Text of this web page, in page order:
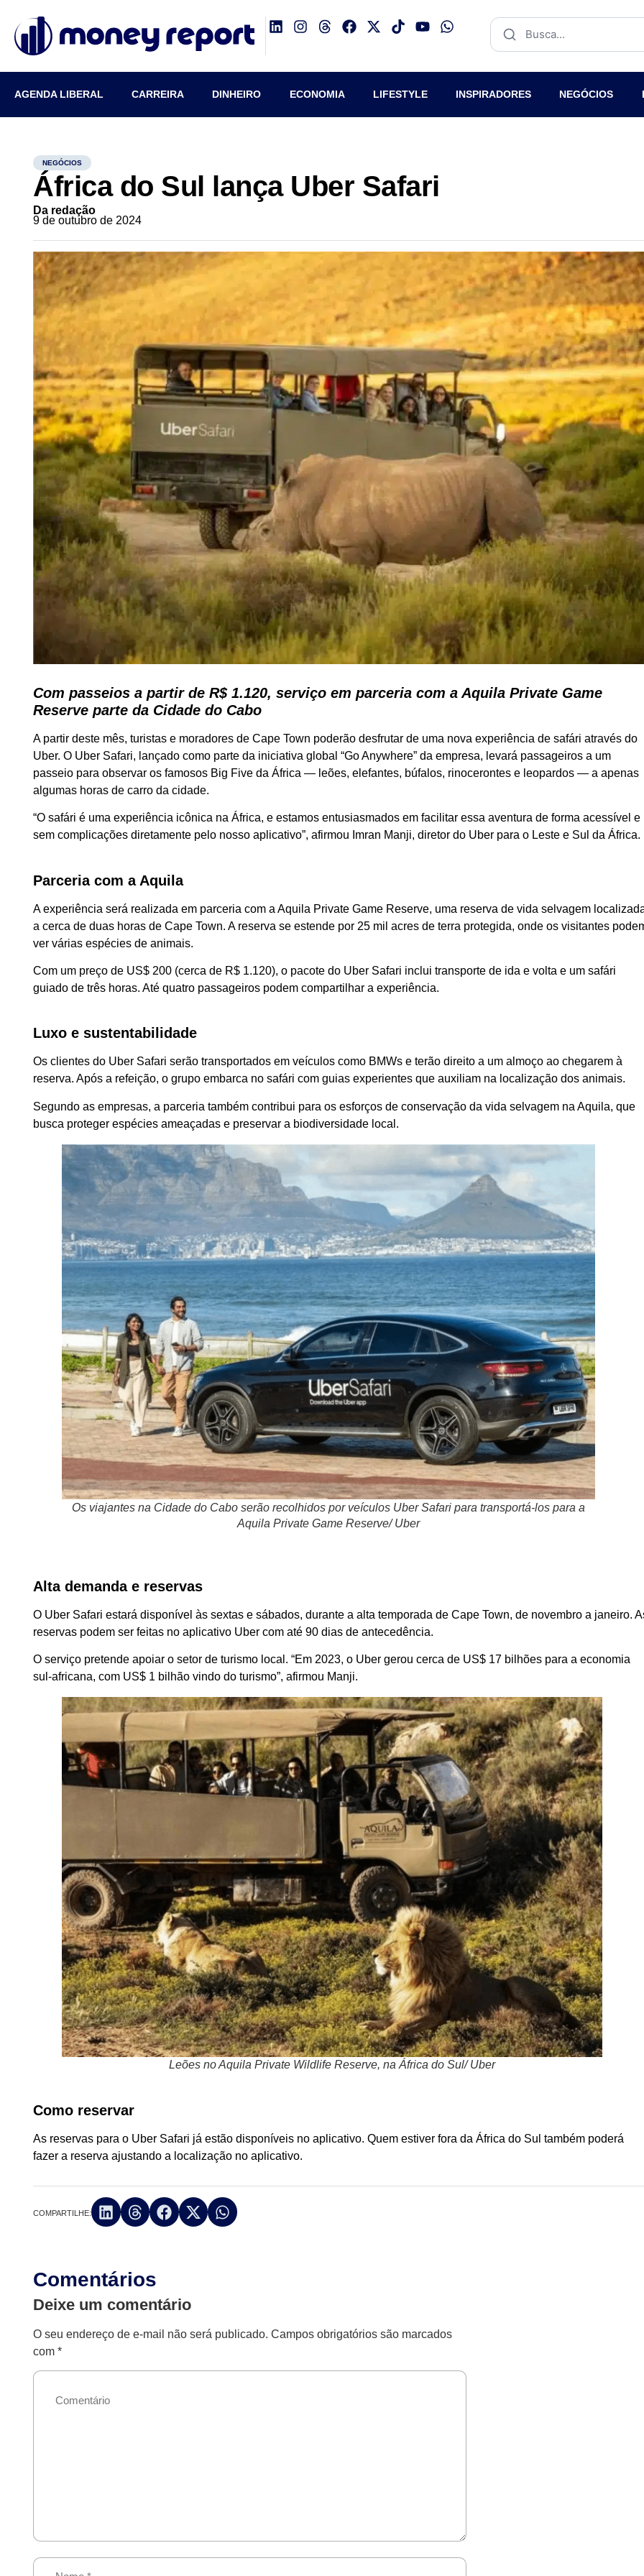
AGENDA LIBERAL CARREIRA DINHEIRO ECONOMIA LIFESTYLE INSPIRADORES NEGÓCIOS
NEGÓCIOS
África do Sul lança Uber Safari
Da redação
9 de outubro de 2024
Com passeios a partir de R$ 1.120, serviço em parceria com a Aquila Private Game
Reserve parte da Cidade do Cabo
A partir deste mês, turistas e moradores de Cape Town poderão desfrutar de uma nova experiência de safári através do
Uber. O Uber Safari, lançado como parte da iniciativa global “Go Anywhere” da empresa, levará passageiros a um
passeio para observar os famosos Big Five da África — leões, elefantes, búfalos, rinocerontes e leopardos — a apenas
algumas horas de carro da cidade.
“O safári é uma experiência icônica na África, e estamos entusiasmados em facilitar essa aventura de forma acessível e
sem complicações diretamente pelo nosso aplicativo”, afirmou Imran Manji, diretor do Uber para o Leste e Sul da África.
Parceria com a Aquila
A experiência será realizada em parceria com a Aquila Private Game Reserve, uma reserva de vida selvagem
a cerca de duas horas de Cape Town. A reserva se estende por 25 mil acres de terra protegida, onde os visitantes
ver várias espécies de animais.
Com um preço de US$ 200 (cerca de R$ 1.120), o pacote do Uber Safari inclui transporte de ida e volta e um safári
guiado de três horas. Até quatro passageiros podem compartilhar a experiência.
Luxo e sustentabilidade
Os clientes do Uber Safari serão transportados em veículos como BMWs e terão direito a um almoço ao chegarem à
reserva. Após a refeição, o grupo embarca no safári com guias experientes que auxiliam na localização dos animais.
Segundo as empresas, a parceria também contribui para os esforços de conservação da vida selvagem na Aquila, que
busca proteger espécies ameaçadas e preservar a biodiversidade local.
Os viajantes na Cidade do Cabo serão recolhidos por veículos Uber Safari para transportá-los para a
Aquila Private Game Reserve/ Uber
Alta demanda e reservas
O Uber Safari estará disponível às sextas e sábados, durante a alta temporada de Cape Town, de novembro a janeiro.
reservas podem ser feitas no aplicativo Uber com até 90 dias de antecedência.
O serviço pretende apoiar o setor de turismo local. “Em 2023, o Uber gerou cerca de US$ 17 bilhões para a economia
sul-africana, com US$ 1 bilhão vindo do turismo”, afirmou Manji.
Leões no Aquila Private Wildlife Reserve, na África do Sul/ Uber
Como reservar
As reservas para o Uber Safari já estão disponíveis no aplicativo. Quem estiver fora da África do Sul também poderá
fazer a reserva ajustando a localização no aplicativo.
COMPARTILHE:
Comentários
Deixe um comentário
O seu endereço de e-mail não será publicado. Campos obrigatórios são marcados
com*